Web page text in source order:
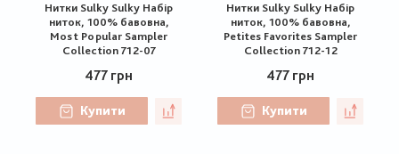
Нитки Sulky Sulky Набір
ниток, 100% бавовна,
Most Popular Sampler
Collection 712-07
477 грн
Купити
Нитки Sulky Sulky Набір
ниток, 100% бавовна,
Petites Favorites Sampler
Collection 712-12
477 грн
Купити